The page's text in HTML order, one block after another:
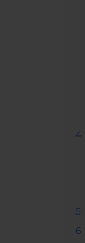
4
5
6